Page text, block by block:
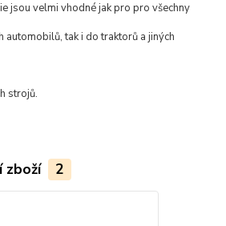
jsou velmi vhodné jak pro pro všechny
automobilů, tak i do traktorů a jiných
strojů.
zboží 2